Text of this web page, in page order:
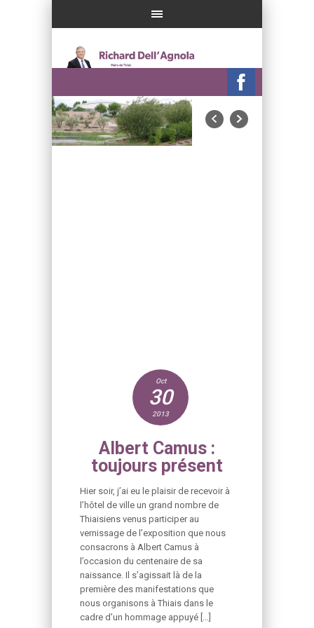
Oct
30
2013
Albert Camus :
toujours présent
Hier soir, j’ai eu le plaisir de recevoir à
l’hôtel de ville un grand nombre de
Thiaisiens venus participer au
vernissage de l’exposition que nous
consacrons à Albert Camus à
l’occasion du centenaire de sa
naissance. Il s’agissait là de la
première des manifestations que
nous organisons à Thiais dans le
cadre d’un hommage appuyé […]